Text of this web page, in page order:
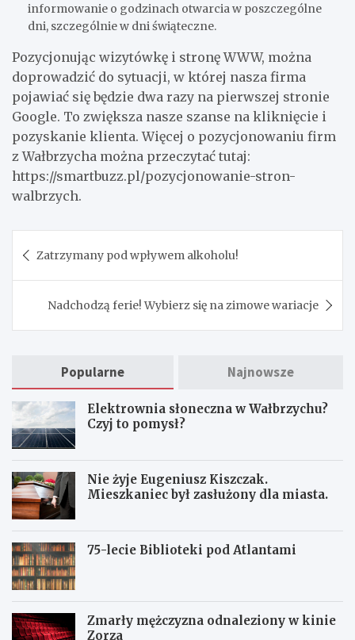
informowanie o godzinach otwarcia w poszczególne
dni, szczególnie w dni świąteczne.
Pozycjonując wizytówkę i stronę WWW, można
doprowadzić do sytuacji, w której nasza firma
pojawiać się będzie dwa razy na pierwszej stronie
Google. To zwiększa nasze szanse na kliknięcie i
pozyskanie klienta. Więcej o pozycjonowaniu firm
z Wałbrzycha można przeczytać tutaj:
https://smartbuzz.pl/pozycjonowanie-stron-
walbrzych.
wpisu
Zatrzymany pod wpływem alkoholu!
Nadchodzą ferie! Wybierz się na zimowe wariacje
Popularne Najnowsze
Elektrownia słoneczna w Wałbrzychu?
Czyj to pomysł?
Nie żyje Eugeniusz Kiszczak.
Mieszkaniec był zasłużony dla miasta.
75-lecie Biblioteki pod Atlantami
Zmarły mężczyzna odnaleziony w kinie
Zorza